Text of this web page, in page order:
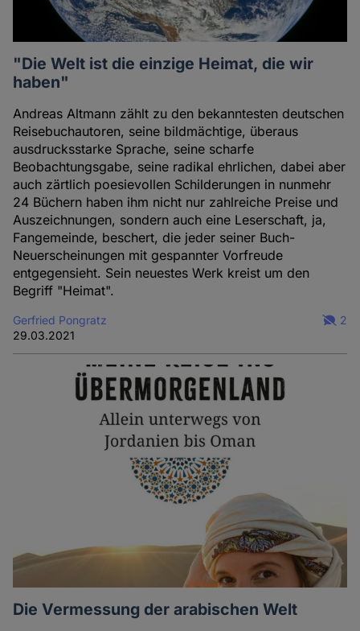
"Die Welt ist die einzige Heimat, die wir
haben"
Andreas Altmann zählt zu den bekanntesten deutschen
Reisebuchautoren, seine bildmächtige, überaus
ausdrucksstarke Sprache, seine scharfe
Beobachtungsgabe, seine radikal ehrlichen, dabei aber
auch zärtlich poesievollen Schilderungen in nunmehr
24 Büchern haben ihm nicht nur zahlreiche Preise und
Auszeichnungen, sondern auch eine Leserschaft, ja,
Fangemeinde, beschert, die jeder seiner Buch-
Neuerscheinungen mit gespannter Vorfreude
entgegensieht. Sein neuestes Werk kreist um den
Begriff "Heimat".
Gerfried Pongratz
29.03.2021
2
Die Vermessung der arabischen Welt